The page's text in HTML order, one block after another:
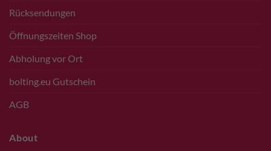
Rücksendungen
Öffnungszeiten Shop
Abholung vor Ort
bolting.eu Gutschein
AGB
About